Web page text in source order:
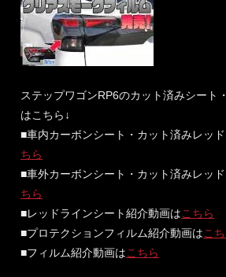
ステップワゴンRP6のカット済みシート
はこちら↓
■車内カーボンシート・カット済みレッ
ちら
■車外カーボンシート・カット済みレッ
ちら
■レッドラインシート紹介動画はこちら
■プロテクションフィルム紹介動画はこ
■フィルム紹介動画はこちら